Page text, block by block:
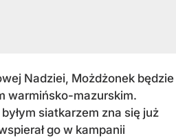
Nadziei, Możdżonek będzie
warmińsko-mazurskim.
siatkarzem zna się już
go w kampanii